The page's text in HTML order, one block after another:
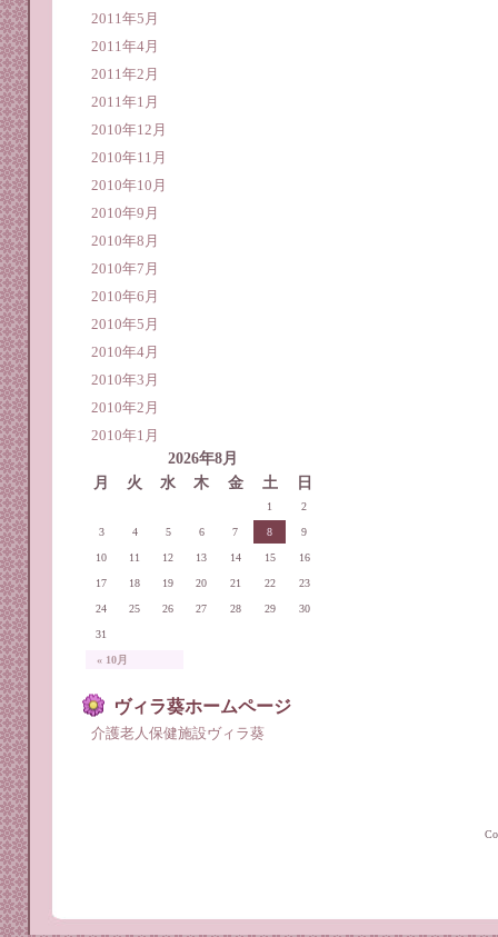
2011年5月
2011年4月
2011年2月
2011年1月
2010年12月
2010年11月
2010年10月
2010年9月
2010年8月
2010年7月
2010年6月
2010年5月
2010年4月
2010年3月
2010年2月
2010年1月
2026年8月
月
火 水 木 金 土 日
« 10月
1 2
3 4 5 6 7 8 9
10 11 12 13 14 15 16
17 18 19 20 21 22 23
24 25 26 27 28 29 30
31
ヴィラ葵ホームページ
介護老人保健施設ヴィラ葵